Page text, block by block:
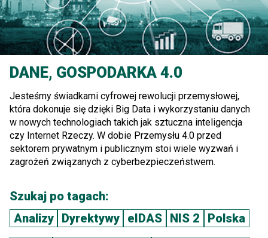
DANE, GOSPODARKA 4.0
Jesteśmy świadkami cyfrowej rewolucji przemysłowej,
która dokonuje się dzięki Big Data i wykorzystaniu danych
w nowych technologiach takich jak sztuczna inteligencja
czy Internet Rzeczy. W dobie Przemysłu 4.0 przed
sektorem prywatnym i publicznym stoi wiele wyzwań i
zagrożeń związanych z cyberbezpieczeństwem.
Szukaj po tagach:
Analizy
Dyrektywy eIDAS NIS 2
Polska